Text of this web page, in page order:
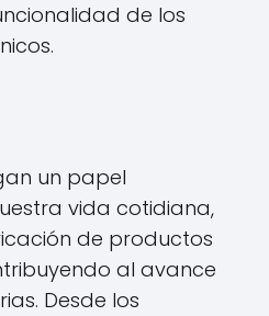
de los
un papel
vida cotidiana,
de productos
al avance
Desde los